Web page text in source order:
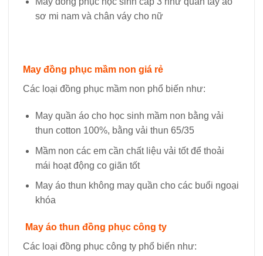
sơ mi nam và chân váy cho nữ
May đồng phục mầm non giá rẻ
Các loại đồng phục mầm non phổ biến như:
May quần áo cho học sinh mầm non bằng vải
thun cotton 100%, bằng vải thun 65/35
Mầm non các em cần chất liệu vải tốt để thoải
mái hoạt động co giãn tốt
May áo thun không may quần cho các buổi ngoại
khóa
May áo thun đồng phục công ty
Các loại đồng phục công ty phổ biến như: